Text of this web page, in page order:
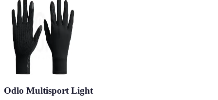
Odlo Multisport Light